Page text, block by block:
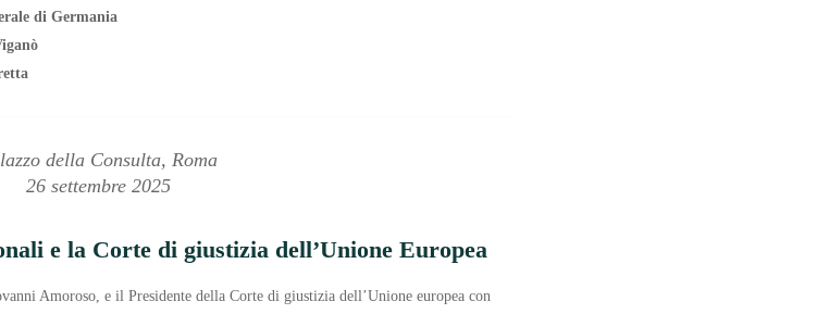
di Germania
della Consulta, Roma
26 settembre 2025
e la Corte di giustizia dell’Unione Europea
Amoroso, e il Presidente della Corte di giustizia dell’Unione europea con